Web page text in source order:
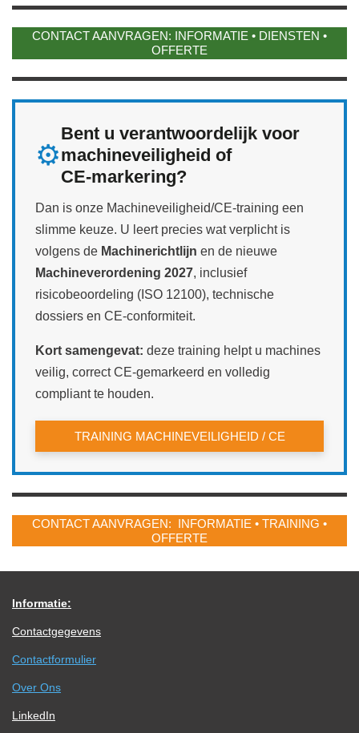
CONTACT AANVRAGEN: INFORMATIE • DIENSTEN •
OFFERTE
⚙️
Bent u verantwoordelijk voor
machineveiligheid of
CE‑markering?
Dan is onze Machineveiligheid/CE‑training een
slimme keuze. U leert precies wat verplicht is
volgens de Machinerichtlijn en de nieuwe
Machineverordening 2027, inclusief
risicobeoordeling (ISO 12100), technische
dossiers en CE‑conformiteit.
Kort samengevat: deze training helpt u machines
veilig, correct CE‑gemarkeerd en volledig
compliant te houden.
TRAINING MACHINEVEILIGHEID / CE
CONTACT AANVRAGEN: INFORMATIE • TRAINING •
OFFERTE
Informatie:
Contactgegevens
Contactformulier
Over Ons
LinkedIn